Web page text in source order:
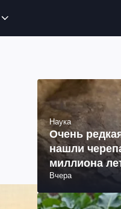
Наука
Очень
нашли
миллиона
Вчера